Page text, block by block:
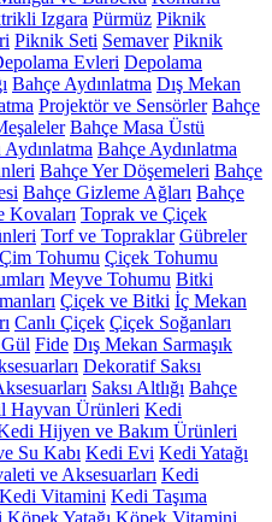
Izgara Pürmüz Piknik
Piknik Seti Semaver Piknik
Evleri Depolama
Bahçe Aydınlatma Dış Mekan
Projektör ve Sensörler Bahçe
Bahçe Masa Üstü
Bahçe Aydınlatma
Bahçe Yer Döşemeleri Bahçe
Bahçe Gizleme Ağları Bahçe
Kovaları Toprak ve Çiçek
Torf ve Topraklar Gübreler
Çim Tohumu Çiçek Tohumu
Meyve Tohumu Bitki
Çiçek ve Bitki İç Mekan
Canlı Çiçek Çiçek Soğanları
Gül Fide Dış Mekan Sarmaşık
Dekoratif Saksı
Saksı Altlığı Bahçe
Hayvan Ürünleri Kedi
Hijyen ve Bakım Ürünleri
Su Kabı Kedi Evi Kedi Yatağı
ve Aksesuarları Kedi
Kedi Vitamini Kedi Taşıma
Köpek Yatağı Köpek Vitamini